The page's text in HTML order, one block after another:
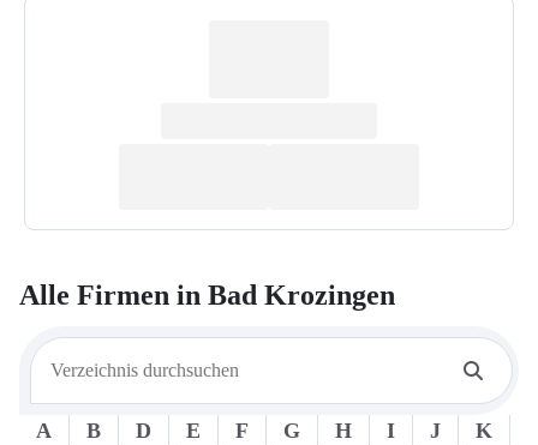
Alle Firmen in Bad Krozingen
A B D E F G H I J
K